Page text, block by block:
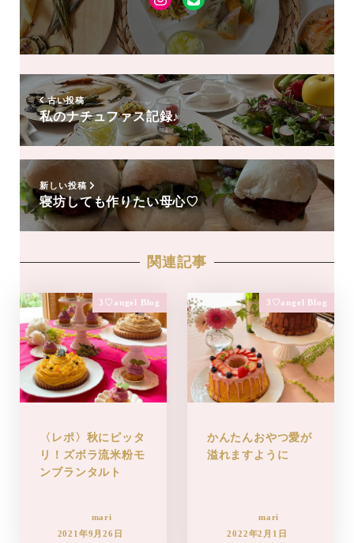
Instagram
LINE
友
達
追
加
古い投稿
私のナチュファス記録♪
新しい投稿
寝坊しても作りたい母心♡
関連記事
3♡angel Blog
〈レポ〉秋にピッタ
リ！ズボラ流米粉モ
ンブランタルト
mari
2021年9月26日
3♡angel Blog
かんたんおやつ愛が
溢れますように
mari
2022年2月1日